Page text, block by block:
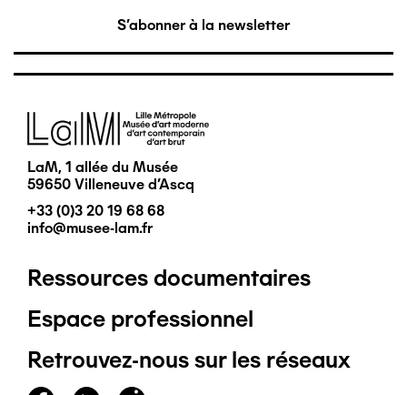
S'abonner à la newsletter
Image
LaM, 1 allée du Musée
59650 Villeneuve d'Ascq
+33 (0)3 20 19 68 68
info@musee-lam.fr
Pied
de
page
Ressources documentaires
Espace professionnel
Retrouvez-nous sur les réseaux